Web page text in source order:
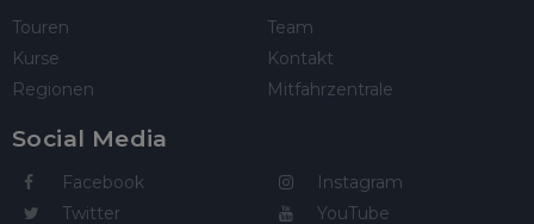
Touren
Kurse
Regionen
Team
Kontakt
Mitfahrzentrale
Social Media
Facebook
Twitter
Instagram
YouTube